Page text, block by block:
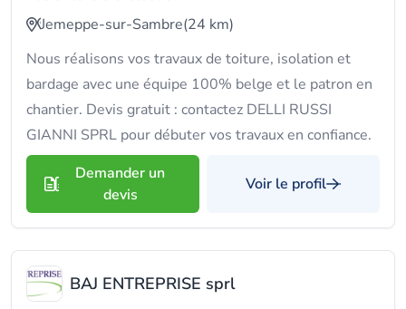
Jemeppe-sur-Sambre(24 km)
Nous réalisons vos travaux de toiture, isolation et
bardage avec une équipe 100% belge et le patron en
chantier. Devis gratuit : contactez DELLI RUSSI
GIANNI SPRL pour débuter vos travaux en confiance.
Demander un
devis
Voir le profil
BAJ ENTREPRISE sprl